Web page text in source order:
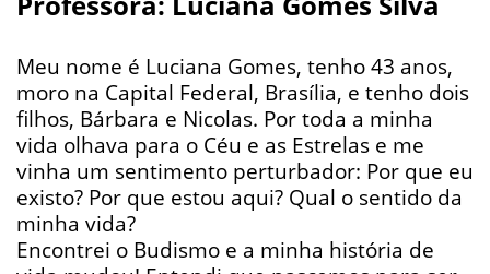
Meu nome é Luciana Gomes, tenho 43 anos,
moro na Capital Federal, Brasília, e tenho dois
filhos, Bárbara e Nicolas. Por toda a minha
vida olhava para o Céu e as Estrelas e me
vinha um sentimento perturbador: Por que eu
existo? Por que estou aqui? Qual o sentido da
minha vida?
Encontrei o Budismo e a minha história de